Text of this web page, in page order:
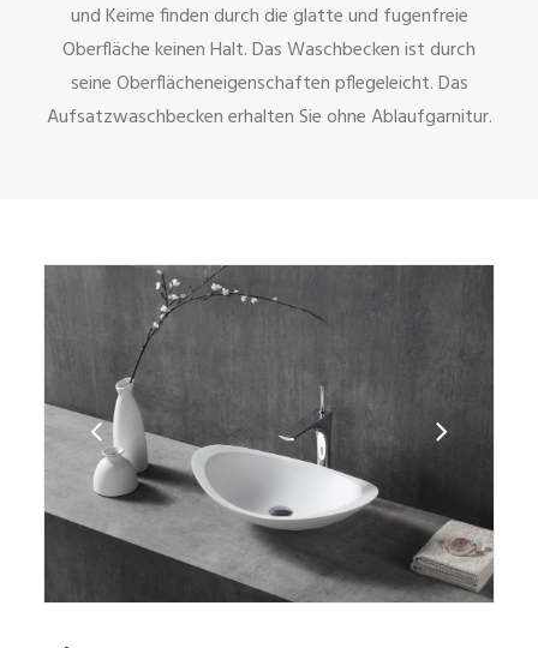
und Keime finden durch die glatte und fugenfreie
Oberfläche keinen Halt. Das Waschbecken ist durch
seine Oberflächeneigenschaften pflegeleicht. Das
Aufsatzwaschbecken erhalten Sie ohne Ablaufgarnitur.